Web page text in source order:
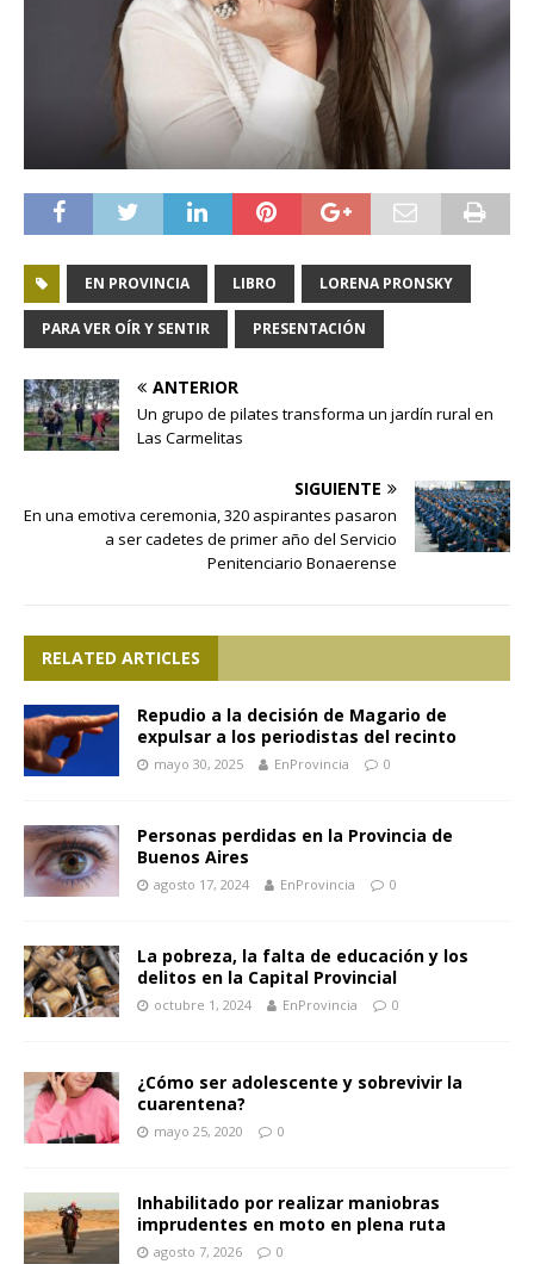
EN PROVINCIA LIBRO LORENA PRONSKY
PARA VER OÍR Y SENTIR PRESENTACIÓN
ANTERIOR
Un grupo de pilates transforma un jardín rural en
Las Carmelitas
SIGUIENTE
En una emotiva ceremonia, 320 aspirantes pasaron
a ser cadetes de primer año del Servicio
Penitenciario Bonaerense
RELATED ARTICLES
Repudio a la decisión de Magario de
expulsar a los periodistas del recinto
mayo 30, 2025 EnProvincia 0
Personas perdidas en la Provincia de
Buenos Aires
agosto 17, 2024 EnProvincia 0
La pobreza, la falta de educación y los
delitos en la Capital Provincial
octubre 1, 2024 EnProvincia 0
¿Cómo ser adolescente y sobrevivir la
cuarentena?
mayo 25, 2020 0
Inhabilitado por realizar maniobras
imprudentes en moto en plena ruta
agosto 7, 2026 0